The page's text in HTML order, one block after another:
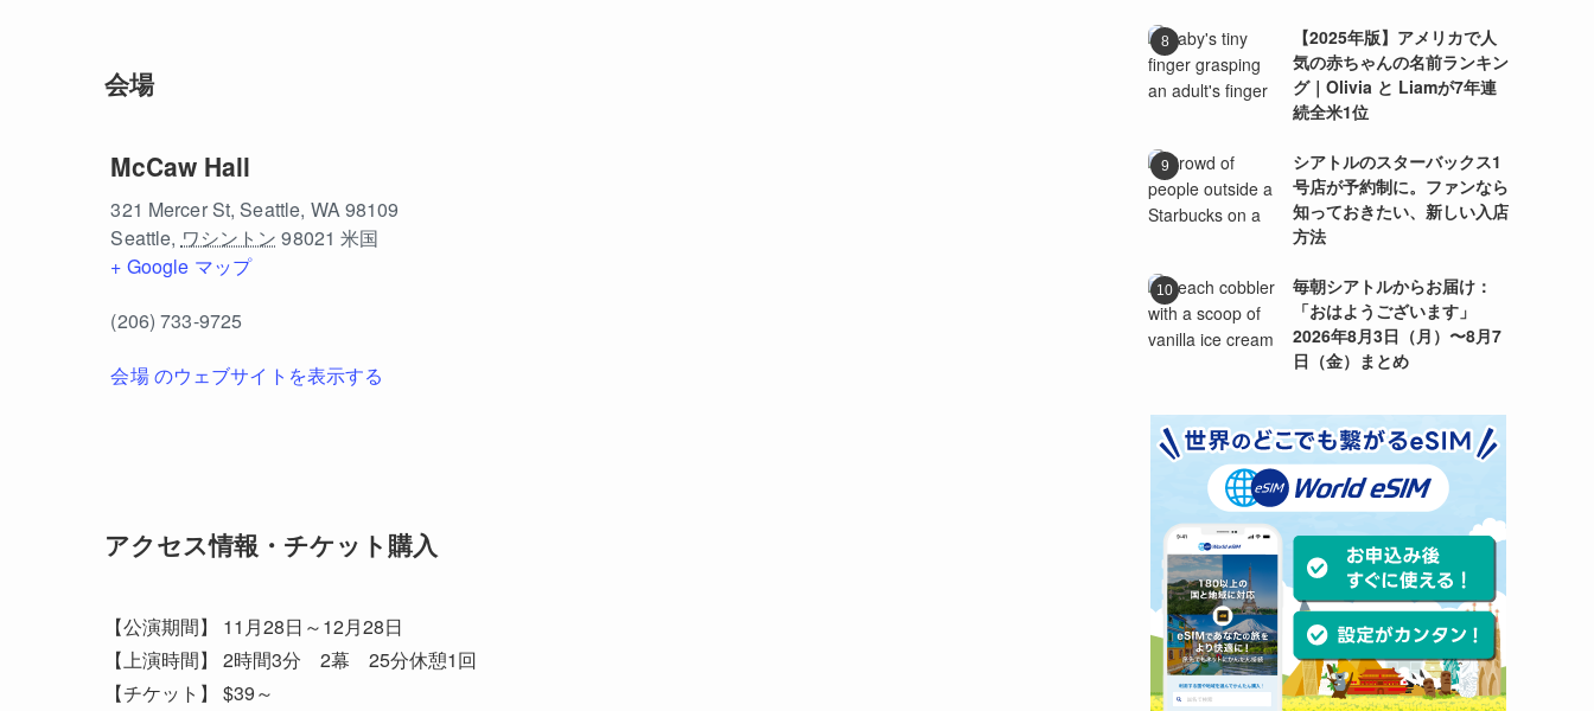
会場
McCaw Hall
321 Mercer St, Seattle, WA 98109
Seattle, ワシントン 98021 米国
+ Google マップ
(206) 733-9725
会場 のウェブサイトを表示する
アクセス情報・チケット購入
【公演期間】 11月28日～12月28日
【上演時間】 2時間3分 2幕 25分休憩1回
【チケット】 $39～
【2025年版】アメリカで人
気の赤ちゃんの名前ランキン
グ｜Olivia と Liamが7年連
続全米1位
シアトルのスターバックス1
号店が予約制に。ファンなら
知っておきたい、新しい入店
方法
毎朝シアトルからお届け：
「おはようございます」
2026年8月3日（月）〜8月7
日（金）まとめ